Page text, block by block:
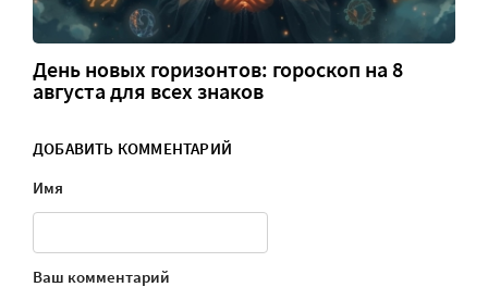
День новых горизонтов: гороскоп на 8
августа для всех знаков
ДОБАВИТЬ КОММЕНТАРИЙ
Имя
Ваш комментарий